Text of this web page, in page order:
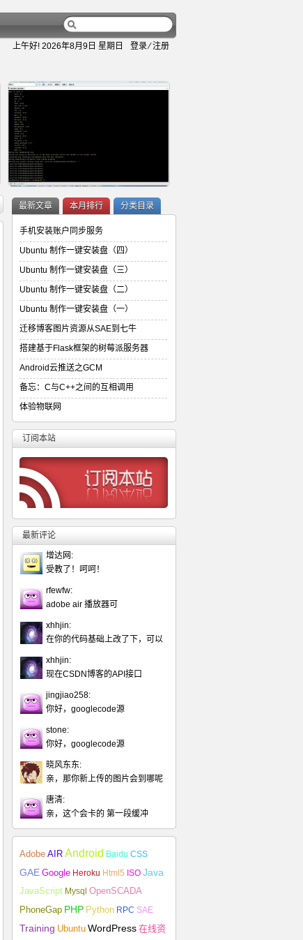
登录⁄注册
上午好! 2026年8月9日 星期日
Ubuntu 制作一键安装盘（二）
最新文章 本月排行 分类目录
手机安装账户同步服务
Ubuntu 制作一键安装盘（四）
Ubuntu 制作一键安装盘（三）
Ubuntu 制作一键安装盘（二）
Ubuntu 制作一键安装盘（一）
迁移博客图片资源从SAE到七牛
搭建基于Flask框架的树莓派服务器
Android云推送之GCM
备忘：C与C++之间的互相调用
体验物联网
订阅本站
最新评论
增达网:
受教了！呵呵！
rfewfw:
adobe air 播放器可
xhhjin:
在你的代码基础上改了下，可以
xhhjin:
现在CSDN博客的API接口
jingjiao258:
你好，googlecode源
stone:
你好，googlecode源
晓风东东:
亲，那你新上传的图片会到哪呢
唐清:
亲，这个会卡的 第一段缓冲
Adobe AIR Android Baidu CSS
GAE Google Heroku Html5 ISO Java
JavaScript Mysql OpenSCADA
PhoneGap PHP Python RPC SAE
Training Ubuntu WordPress 在线资